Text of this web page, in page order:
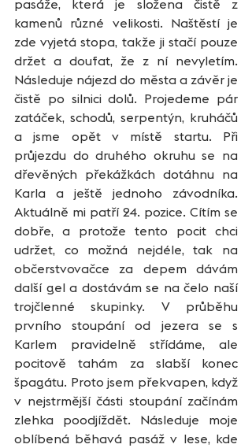
pasáže, která je složena čistě z
kamenů různé velikosti. Naštěstí je
zde vyjetá stopa, takže ji stačí pouze
držet a doufat, že z ní nevyletím.
Následuje nájezd do města a závěr je
čistě po silnici dolů. Projedeme pár
zatáček, schodů, serpentýn, kruháčů
a jsme opět v místě startu. Při
průjezdu do druhého okruhu se na
dřevěných překážkách dotáhnu na
Karla a ještě jednoho závodníka.
Aktuálně mi patří 24. pozice. Cítím se
dobře, a protože tento pocit chci
udržet, co možná nejdéle, tak na
občerstvovačce za depem dávám
další gel a dostávám se na čelo naší
trojčlenné skupinky. V průběhu
prvního stoupání od jezera se s
Karlem pravidelně střídáme, ale
pocitově tahám za slabší konec
špagátu. Proto jsem překvapen, když
v nejstrmější části stoupání začínám
zlehka poodjíždět. Následuje moje
oblíbená běhavá pasáž v lese, kde